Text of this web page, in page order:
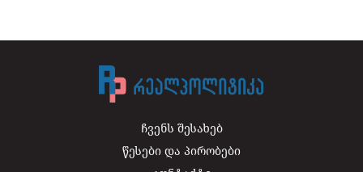
ჩვენს შესახებ
წესები და პირობები